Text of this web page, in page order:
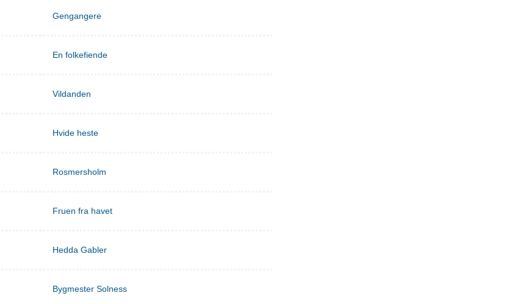
Gengangere
En folkefiende
Vildanden
Hvide heste
Rosmersholm
Fruen fra havet
Hedda Gabler
Bygmester Solness